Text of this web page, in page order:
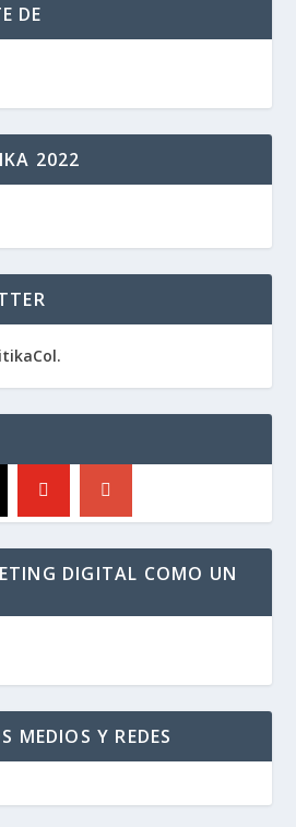
DE
2022
DIGITAL COMO UN
MEDIOS Y REDES